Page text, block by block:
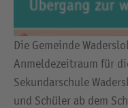
Die Gemeinde
Anmeldezeitraum für
Sekundarschule
und Schüler ab dem